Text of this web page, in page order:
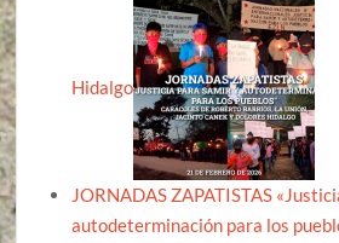
Hidalgo
JORNADAS ZAPATISTAS
autodeterminación para los